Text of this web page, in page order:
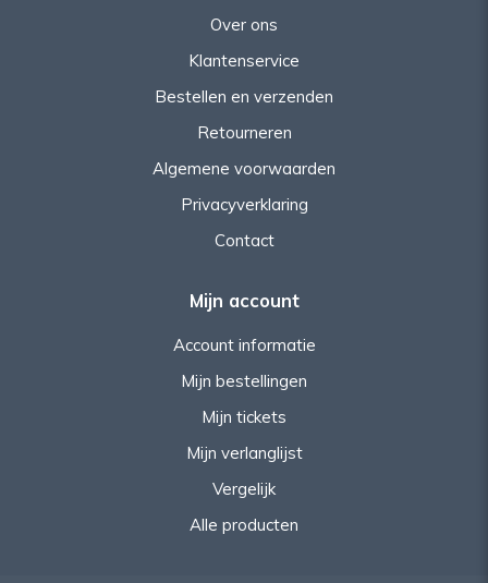
Over ons
Klantenservice
Bestellen en verzenden
Retourneren
Algemene voorwaarden
Privacyverklaring
Contact
Mijn account
Account informatie
Mijn bestellingen
Mijn tickets
Mijn verlanglijst
Vergelijk
Alle producten